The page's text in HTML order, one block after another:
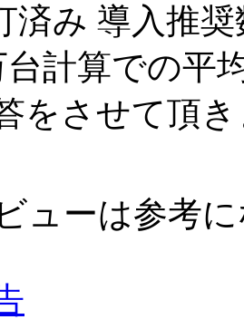
済み 導入推
台計算での平
をさせて頂
ューは参考